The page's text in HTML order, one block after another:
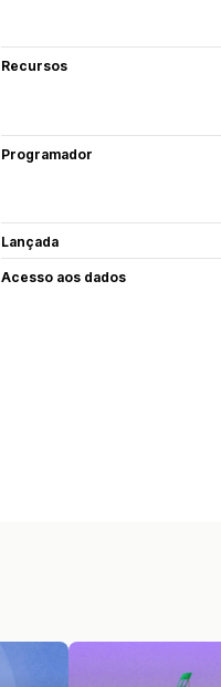
Recursos
Programador
Lançada
Acesso aos dados